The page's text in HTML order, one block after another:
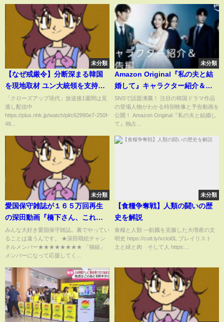
未分類
【なぜ戒厳令】分断深まる韓国
を現地取材 ユン大統領を支持す
る人々の主張「野党は”従北”」
とは？弾劾求める15万人規模の
デモも 日韓関係への影響は？北
【クロ現】| NHK
「クローズアップ現代」放送後1週間は見
逃し配信中
https://plus.nhk.jp/watch/pl/c62990e7-250f-
48...
未分類
Amazon Original『私の夫と結
婚して』キャラクター紹介＆予
告編｜プライムビデオ
SNSで話題沸騰！ 注目の韓国ドラマ作品
の登場人物がわかる特別映像と予告動画を
公開！ Amazon Original『私の夫と結婚し
て』独占...
未分類
愛国保守雑誌が１６５万回再生
の深田動画『橋下さん、これが
背乗りの証拠です』を削除した
ワケ 【#WiLL】 【深田萌絵
TV】
みんな大好き愛国保守雑誌。裏でやってい
ることは違うんです。 ★深田萌絵チャン
ネルメンバー★★★★★★★★ 「猫組」
メンバーになって応援してく...
未分類
【食糧争奪戦】人類の闘いの歴
史を解説
食糧と人類 ―飢餓を克服した大増産の文
明史 https://cutt.ly/xcIoi0L プレイリスト
土と緑と肉 そして人 https:...